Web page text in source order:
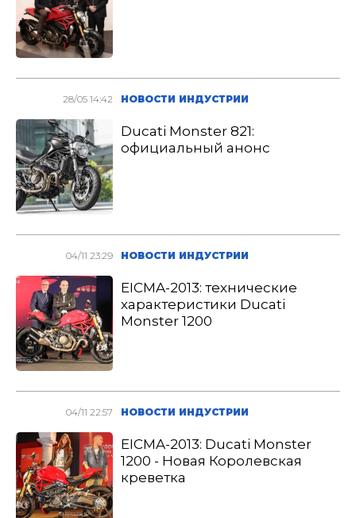
28/05 14:42 НОВОСТИ ИНДУСТРИИ
Ducati Monster 821:
официальный анонс
04/11 23:29 НОВОСТИ ИНДУСТРИИ
EICMA-2013: технические
характеристики Ducati
Monster 1200
04/11 22:57 НОВОСТИ ИНДУСТРИИ
EICMA-2013: Ducati Monster
1200 - Новая Королевская
креветка